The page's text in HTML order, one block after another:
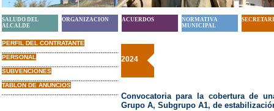
SALUDO DEL
ALCALDE
ORGANIZACION ACUERDOS
NORMATIVA
MUNICIPAL
PERFIL DEL CONTRATANTE
PERSONAL
SUBVENCIONES
TABLON DE ANUNCIOS
2024
Convocatoria para la cobertura de
Grupo A, Subgrupo A1, de